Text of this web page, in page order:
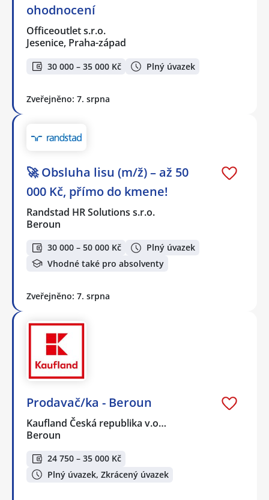
ohodnocení
Officeoutlet s.r.o.
Jesenice, Praha-západ
30 000 – 35 000 Kč Plný úvazek
Zveřejněno: 7. srpna
🚀 Obsluha lisu (m/ž) – až 50
000 Kč, přímo do kmene!
Randstad HR Solutions s.r.o.
Beroun
30 000 – 50 000 Kč
Plný úvazek
Vhodné také pro absolventy
Zveřejněno: 7. srpna
Prodavač/ka - Beroun
Kaufland Česká republika v.o…
Beroun
24 750 – 35 000 Kč
Plný úvazek, Zkrácený úvazek